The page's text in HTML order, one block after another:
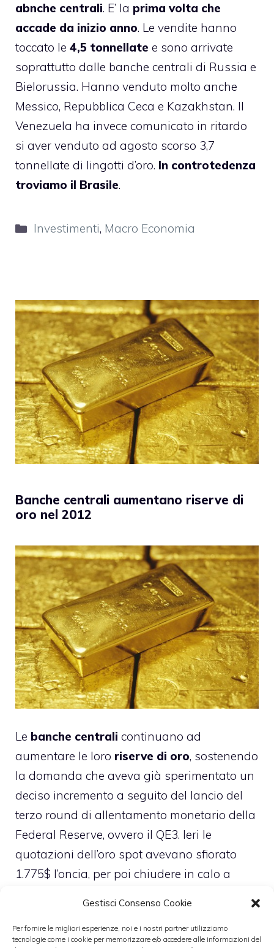
Gestisci Consenso Cookie
Per fornire le migliori esperienze, noi e i nostri partner utilizziamo
tecnologie come i cookie per memorizzare e/o accedere alle informazioni del
abnche centrali. E’ la prima volta che
accade da inizio anno. Le vendite hanno
toccato le 4,5 tonnellate e sono arrivate
soprattutto dalle banche centrali di Russia e
Bielorussia. Hanno venduto molto anche
Messico, Repubblica Ceca e Kazakhstan. Il
Venezuela ha invece comunicato in ritardo
si aver venduto ad agosto scorso 3,7
tonnellate di lingotti d’oro. In controtedenza
troviamo il Brasile.
Categorie
Investimenti, Macro Economia
Banche centrali aumentano riserve di
oro nel 2012
Le banche centrali continuano ad
aumentare le loro riserve di oro, sostenendo
la domanda che aveva già sperimentato un
deciso incremento a seguito del lancio del
terzo round di allentamento monetario della
Federal Reserve, ovvero il QE3. Ieri le
quotazioni dell’oro spot avevano sfiorato
1.775$ l’oncia, per poi chiudere in calo a
anche a forti ribassi a Wall Street. La